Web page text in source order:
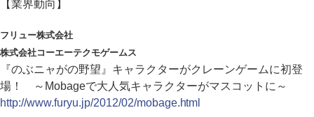
【業界動向】
フリュー株式会社
株式会社コーエーテクモゲームス
『のぶニャがの野望』キャラクターがクレーンゲームに初登
場！ ～Mobageで大人気キャラクターがマスコットに～
http://www.furyu.jp/2012/02/mobage.html